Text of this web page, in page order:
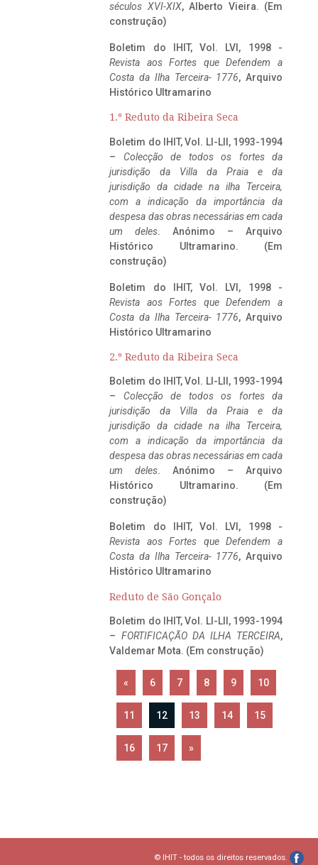
séculos XVI-XIX, Alberto Vieira. (Em
construção)
Boletim do IHIT, Vol. LVI, 1998 -
Revista aos Fortes que Defendem a
Costa da Ilha Terceira- 1776, Arquivo
Histórico Ultramarino
1.º Reduto da Ribeira Seca
Boletim do IHIT, Vol. LI-LII, 1993-1994
– Colecção de todos os fortes da
jurisdição da Villa da Praia e da
jurisdição da cidade na ilha Terceira,
com a indicação da importância da
despesa das obras necessárias em cada
um deles. Anónimo – Arquivo
Histórico Ultramarino. (Em
construção)
Boletim do IHIT, Vol. LVI, 1998 -
Revista aos Fortes que Defendem a
Costa da Ilha Terceira- 1776, Arquivo
Histórico Ultramarino
2.º Reduto da Ribeira Seca
Boletim do IHIT, Vol. LI-LII, 1993-1994
– Colecção de todos os fortes da
jurisdição da Villa da Praia e da
jurisdição da cidade na ilha Terceira,
com a indicação da importância da
despesa das obras necessárias em cada
um deles. Anónimo – Arquivo
Histórico Ultramarino. (Em
construção)
Boletim do IHIT, Vol. LVI, 1998 -
Revista aos Fortes que Defendem a
Costa da Ilha Terceira- 1776, Arquivo
Histórico Ultramarino
Reduto de São Gonçalo
Boletim do IHIT, Vol. LI-LII, 1993-1994
– FORTIFICAÇÃO DA ILHA TERCEIRA,
Valdemar Mota. (Em construção)
« 6 7 8 9 10
11 12 13 14 15
16 17 »
© IHIT - todos os direitos reservados.